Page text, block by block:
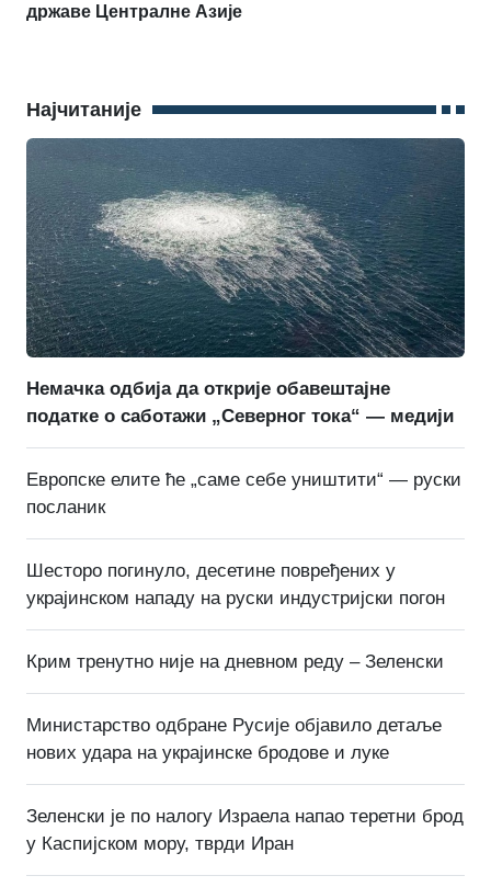
државе Централне Азије
Најчитаније
Немачка одбија да открије обавештајне
податке о саботажи „Северног тока“ — медији
Европске елите ће „саме себе уништити“ — руски
посланик
Шесторо погинуло, десетине повређених у
украјинском нападу на руски индустријски погон
Крим тренутно није на дневном реду – Зеленски
Министарство одбране Русије објавило детаље
нових удара на украјинске бродове и луке
Зеленски је по налогу Израела напао теретни брод
у Каспијском мору, тврди Иран